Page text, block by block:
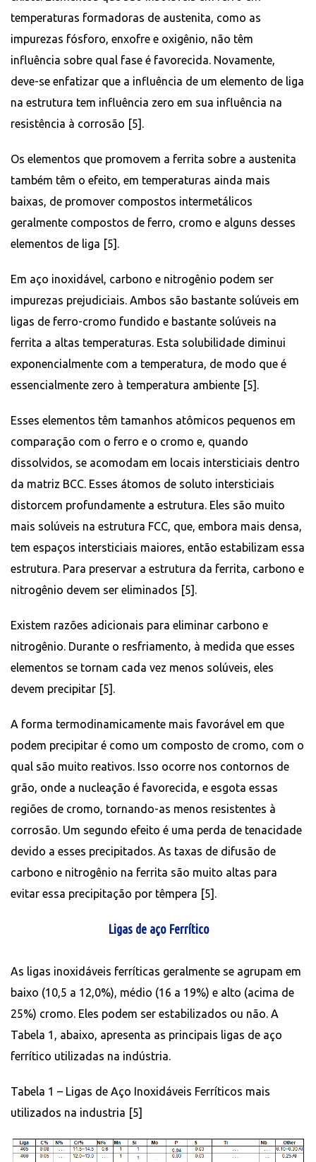
temperaturas formadoras de austenita, como as
impurezas fósforo, enxofre e oxigênio, não têm
influência sobre qual fase é favorecida. Novamente,
deve-se enfatizar que a influência de um elemento de liga
na estrutura tem influência zero em sua influência na
resistência à corrosão [5].
Os elementos que promovem a ferrita sobre a austenita
também têm o efeito, em temperaturas ainda mais
baixas, de promover compostos intermetálicos
geralmente compostos de ferro, cromo e alguns desses
elementos de liga [5].
Em aço inoxidável, carbono e nitrogênio podem ser
impurezas prejudiciais. Ambos são bastante solúveis em
ligas de ferro-cromo fundido e bastante solúveis na
ferrita a altas temperaturas. Esta solubilidade diminui
exponencialmente com a temperatura, de modo que é
essencialmente zero à temperatura ambiente [5].
Esses elementos têm tamanhos atômicos pequenos em
comparação com o ferro e o cromo e, quando
dissolvidos, se acomodam em locais intersticiais dentro
da matriz BCC. Esses átomos de soluto intersticiais
distorcem profundamente a estrutura. Eles são muito
mais solúveis na estrutura FCC, que, embora mais densa,
tem espaços intersticiais maiores, então estabilizam essa
estrutura. Para preservar a estrutura da ferrita, carbono e
nitrogênio devem ser eliminados [5].
Existem razões adicionais para eliminar carbono e
nitrogênio. Durante o resfriamento, à medida que esses
elementos se tornam cada vez menos solúveis, eles
devem precipitar [5].
A forma termodinamicamente mais favorável em que
podem precipitar é como um composto de cromo, com o
qual são muito reativos. Isso ocorre nos contornos de
grão, onde a nucleação é favorecida, e esgota essas
regiões de cromo, tornando-as menos resistentes à
corrosão. Um segundo efeito é uma perda de tenacidade
devido a esses precipitados. As taxas de difusão de
carbono e nitrogênio na ferrita são muito altas para
evitar essa precipitação por têmpera [5].
Ligas de aço Ferrítico
As ligas inoxidáveis ​​ferríticas geralmente se agrupam em
baixo (10,5 a 12,0%), médio (16 a 19%) e alto (acima de
25%) cromo. Eles podem ser estabilizados ou não. A
Tabela 1, abaixo, apresenta as principais ligas de aço
ferrítico utilizadas na indústria.
Tabela 1 – Ligas de Aço Inoxidáveis Ferríticos mais
utilizados na industria [5]